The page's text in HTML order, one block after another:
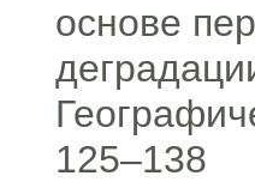
основе
125–138